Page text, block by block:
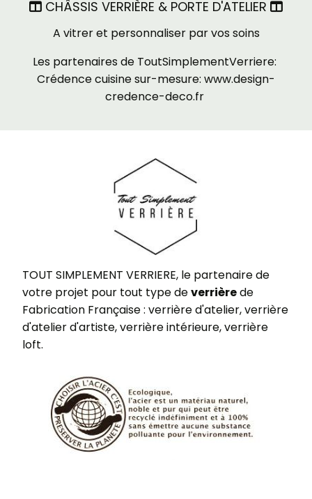
 CHÂSSIS VERRIÈRE & PORTE D'ATELIER 
A vitrer et personnaliser par vos soins
Les partenaires de ToutSimplementVerriere:
Crédence cuisine sur-mesure: www.design-
credence-deco.fr
TOUT SIMPLEMENT VERRIERE, le partenaire de
votre projet pour tout type deverrièrede
Fabrication Française : verrière d'atelier, verrière
d'atelier d'artiste, verrière intérieure, verrière
loft.